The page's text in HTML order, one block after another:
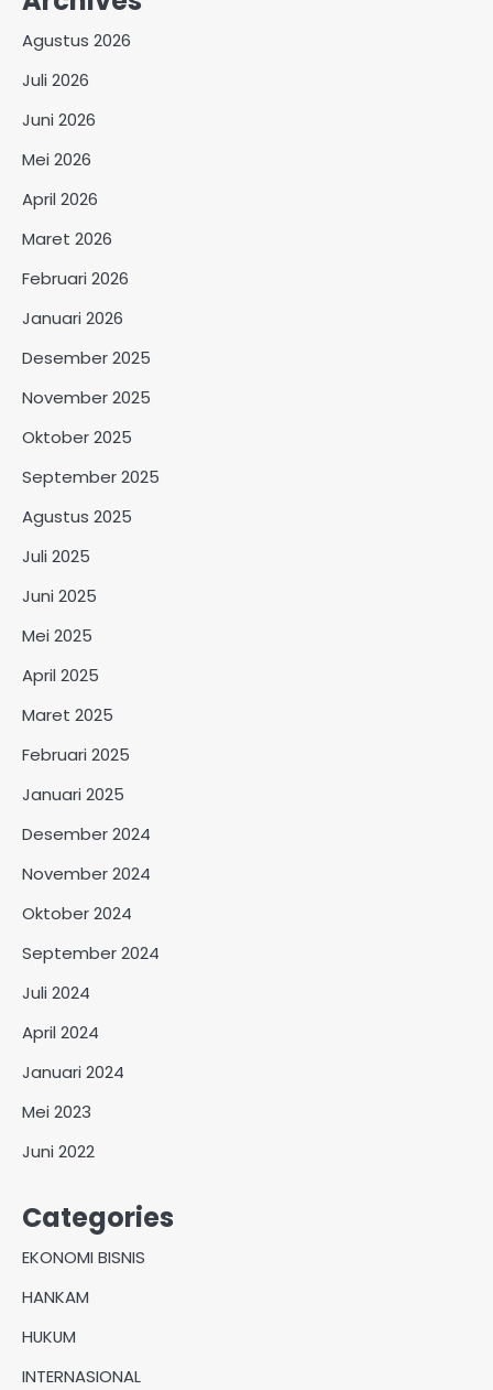
Agustus 2026
Juli 2026
Juni 2026
Mei 2026
April 2026
Maret 2026
Februari 2026
Januari 2026
Desember 2025
November 2025
Oktober 2025
September 2025
Agustus 2025
Juli 2025
Juni 2025
Mei 2025
April 2025
Maret 2025
Februari 2025
Januari 2025
Desember 2024
November 2024
Oktober 2024
September 2024
Juli 2024
April 2024
Januari 2024
Mei 2023
Juni 2022
Categories
EKONOMI BISNIS
HANKAM
HUKUM
INTERNASIONAL